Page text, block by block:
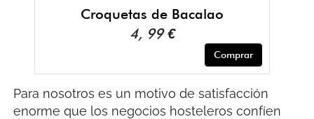
Croquetas de Bacalao
4, 99 €
Comprar
Para nosotros es un motivo de satisfacción
enorme que los negocios hosteleros confíen